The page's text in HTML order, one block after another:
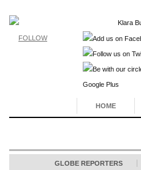
FOLLOW
HOME
GLOBE REPORTERS